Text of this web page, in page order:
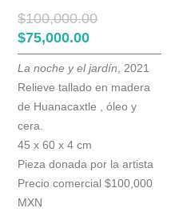
$100,000.00El
original
era:
$75,000.00
El
precio
actual
es:
$75,000.00.
La noche y el jardín, 2021
Relieve tallado en madera
de Huanacaxtle , óleo y
cera.
45 x 60 x 4 cm
Pieza donada por la artista
Precio comercial $100,000
MXN